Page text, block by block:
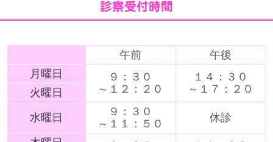
診察受付時間
午前
午後
月曜日
９：３０
～１２：２０
１４：３０
～１７：２０
火曜日
水曜日
９：３０
～１１：５０
休診